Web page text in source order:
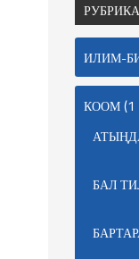
ИЛИМ-
КООМ
БАЛ